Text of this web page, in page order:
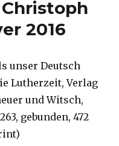
2016
unser Deutsch
Lutherzeit, Verlag
und Witsch,
gebunden, 472